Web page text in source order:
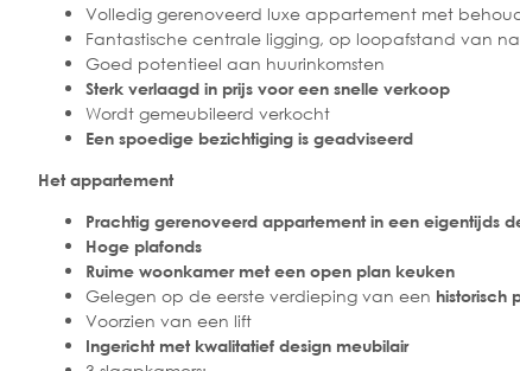
Volledig gerenoveerd luxe appartement met
Fantastische centrale ligging, op loopafstand van
Goed potentieel aan huurinkomsten
Sterk verlaagd in prijs voor een snelle verkoop
Wordt gemeubileerd verkocht
Een spoedige bezichtiging is geadviseerd
Het appartement
Prachtig gerenoveerd appartement in een eigentijds
Hoge plafonds
Ruime woonkamer met een open plan keuken
Gelegen op de eerste verdieping van een historisch
Voorzien van een lift
Ingericht met kwalitatief design meubilair